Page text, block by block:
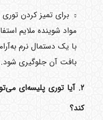
برای تمیز کردن
مواد شوینده ملایم
با یک دستمال نرم
بافت آن جلوگیری شود.
۲. آیا توری پلیسه‌ای
کند؟